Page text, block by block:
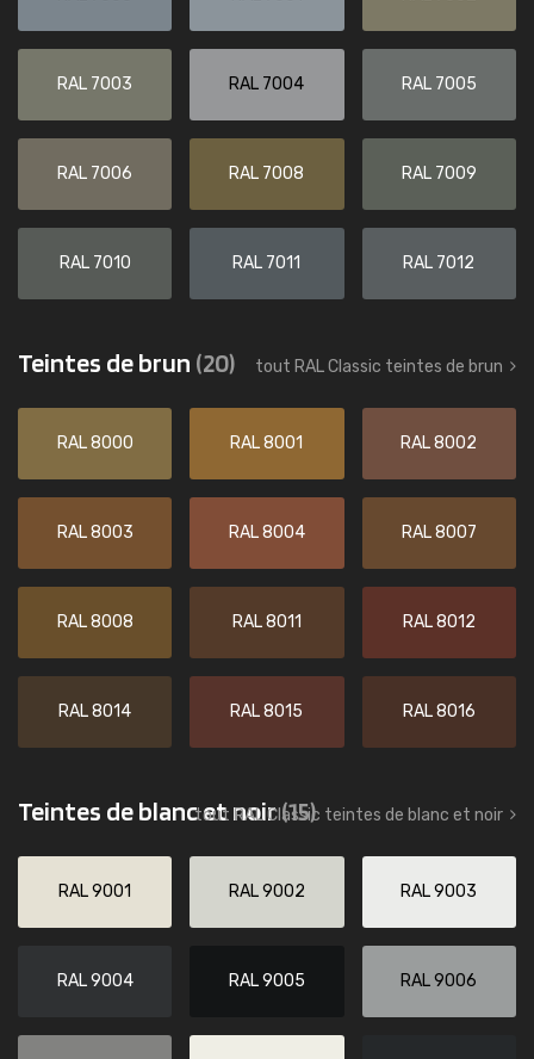
RAL 7003 RAL 7004 RAL 7005
RAL 7006 RAL 7008 RAL 7009
RAL 7010 RAL 7011 RAL 7012
Teintes de brun (20) tout RAL Classic teintes de brun
RAL 8000 RAL 8001 RAL 8002
RAL 8003 RAL 8004 RAL 8007
RAL 8008 RAL 8011 RAL 8012
RAL 8014 RAL 8015 RAL 8016
Teintes de blanc et noir(15)
tout RAL Classic teintes de blanc et noir
RAL 9001 RAL 9002 RAL 9003
RAL 9004 RAL 9005 RAL 9006